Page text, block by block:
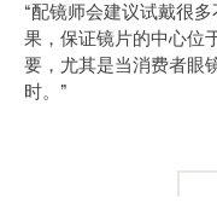
“配镜师会建议试戴很
果，保证镜片的中心位
要，尤其是当消费者眼
时。”